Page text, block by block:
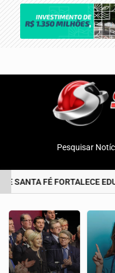
Pesquisar
SANTA FÉ FORTALECE